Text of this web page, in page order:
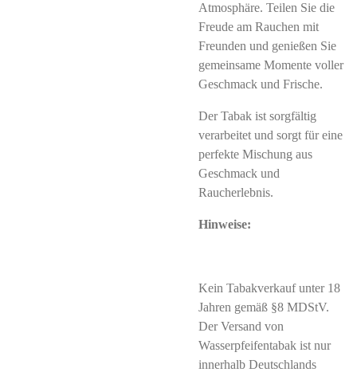
Atmosphäre. Teilen Sie die
Freude am Rauchen mit
Freunden und genießen Sie
gemeinsame Momente voller
Geschmack und Frische.
Der Tabak ist sorgfältig
verarbeitet und sorgt für eine
perfekte Mischung aus
Geschmack und
Raucherlebnis.
Hinweise:
Kein Tabakverkauf unter 18
Jahren gemäß §8 MDStV.
Der Versand von
Wasserpfeifentabak ist nur
innerhalb Deutschlands